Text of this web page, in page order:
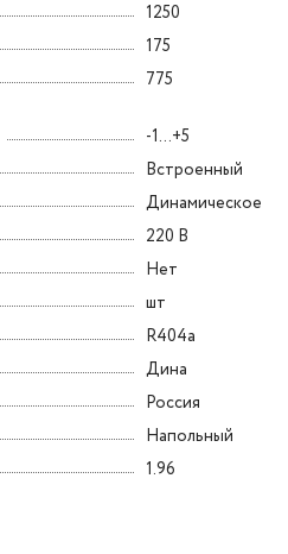
1250
175
775
-1...+5
Встроенный
Динамическое
220 В
Нет
шт
R404a
Дина
Россия
Напольный
1.96